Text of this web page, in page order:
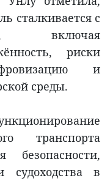
сталкивается с
включая
риски
и
среды.
транспорта
безопасности,
судоходства в